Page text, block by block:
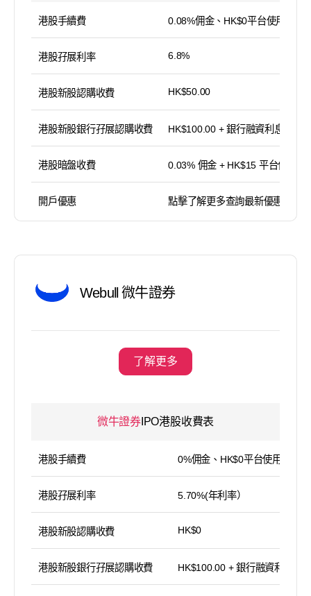
港股手續費 0.08%佣金、HK$0平台使用費
港股孖展利率 6.8%
港股新股認購收費 HK$50.00
港股新股銀行孖展認購收費 HK$100.00 + 銀行融資利息
港股暗盤收費 0.03% 佣金 + HK$15 平台使用費
開戶優惠 點擊了解更多查詢最新優惠
Webull 微牛證券
了解更多
微牛證券IPO港股收費表
港股手續費 0%佣金、HK$0平台使用費
港股孖展利率 5.70%(年利率）
港股新股認購收費 HK$0
港股新股銀行孖展認購收費 HK$100.00 + 銀行融資利息